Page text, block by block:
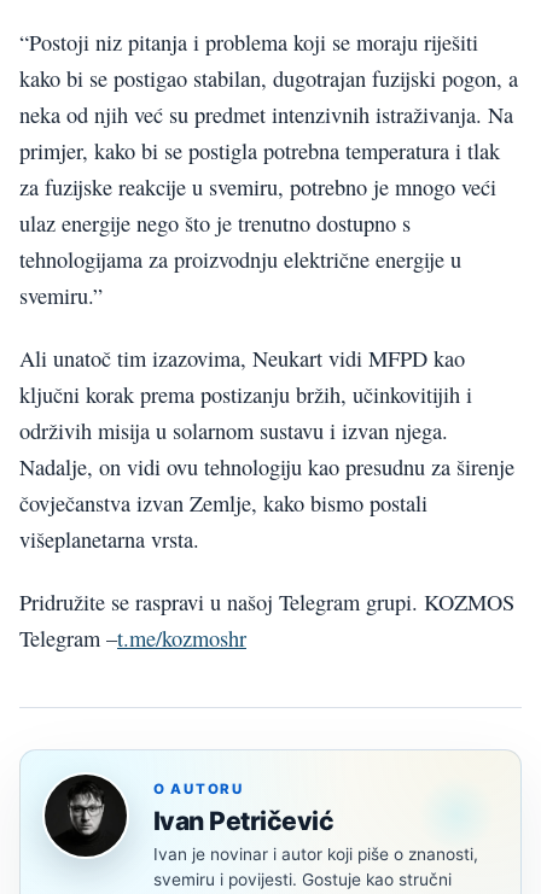
“Postoji niz pitanja i problema koji se moraju riješiti
kako bi se postigao stabilan, dugotrajan fuzijski pogon, a
neka od njih već su predmet intenzivnih istraživanja. Na
primjer, kako bi se postigla potrebna temperatura i tlak
za fuzijske reakcije u svemiru, potrebno je mnogo veći
ulaz energije nego što je trenutno dostupno s
tehnologijama za proizvodnju električne energije u
svemiru.”
Ali unatoč tim izazovima, Neukart vidi MFPD kao
ključni korak prema postizanju bržih, učinkovitijih i
održivih misija u solarnom sustavu i izvan njega.
Nadalje, on vidi ovu tehnologiju kao presudnu za širenje
čovječanstva izvan Zemlje, kako bismo postali
višeplanetarna vrsta.
Pridružite se raspravi u našoj Telegram grupi. KOZMOS
Telegram –t.me/kozmoshr
O AUTORU
Ivan Petričević
Ivan je novinar i autor koji piše o znanosti,
svemiru i povijesti. Gostuje kao stručni